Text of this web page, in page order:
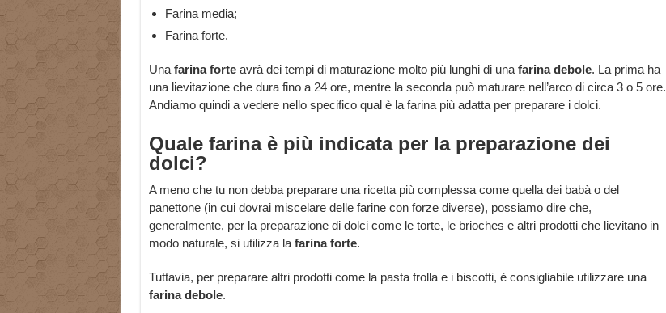
Farina media;
Farina forte.
Una farina forteavrà dei tempi di maturazione molto più lunghi di una farina debole. La prima ha
una lievitazione che dura fino a 24 ore, mentre la seconda può maturare nell’arco di circa 3 o 5 ore.
Andiamo quindi a vedere nello specifico qual è la farina più adatta per preparare i dolci.
Quale farina è più indicata per la preparazione dei
dolci?
A meno che tu non debba preparare una ricetta più complessa come quella dei babà o del
panettone (in cui dovrai miscelare delle farine con forze diverse), possiamo dire che,
generalmente, per la preparazione di dolci come le torte, le brioches e altri prodotti che lievitano in
modo naturale, si utilizza la farina forte.
Tuttavia, per preparare altri prodotti come la pasta frolla e i biscotti, è consigliabile utilizzare una
farina debole.